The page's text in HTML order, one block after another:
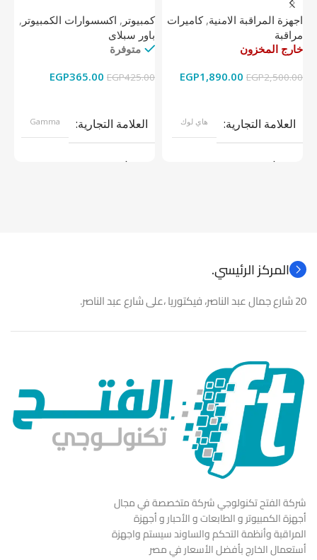
لوك داخلية 4 ميجا
اجهزة المراقبة الامنية,كاميرات
مراقبة
خارج المخزون
EGP2,500.00
EGP1,890.00
العلامة التجارية هاي لوك
موديل
كمبيوتر , اكسسوارات الكمبيوتر ,
باور سبلاى
متوفرة
EGP425.00
EGP365.00
العلامة التجارية Gamma
موديل
المركز الرئيسي.
20 شارع جمال عبد الناصر، فيكتوريا ،على شارع عبد الناصر.
شركة الفتح تكنولوجي شركة متخصصة في مجال
أجهزة الكمبيوتر و الطابعات و الأحبار و أجهزة
المراقبة وأنظمة التحكم والساوند سيستم واجهزة
أستعمال الخارج بأفضل الأسعار في مصر